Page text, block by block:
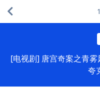
[电视剧] 唐宫奇案之青
夸
1